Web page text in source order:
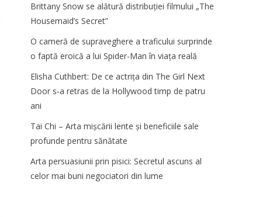
Brittany Snow se alătură distribuției filmului „The
Housemaid’s Secret”
O cameră de supraveghere a traficului surprinde
o faptă eroică a lui Spider-Man în viața reală
Elisha Cuthbert: De ce actrița din The Girl Next
Door s‑a retras de la Hollywood timp de patru
ani
Tai Chi – Arta mișcării lente și beneficiile sale
profunde pentru sănătate
Arta persuasiunii prin pisici: Secretul ascuns al
celor mai buni negociatori din lume